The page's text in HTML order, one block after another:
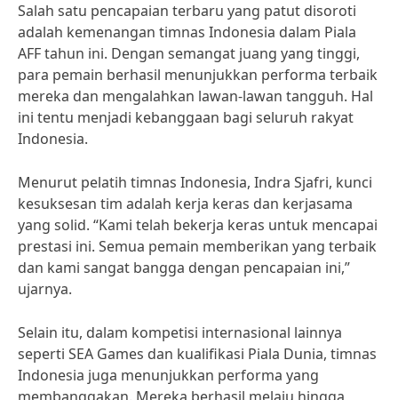
Salah satu pencapaian terbaru yang patut disoroti
adalah kemenangan timnas Indonesia dalam Piala
AFF tahun ini. Dengan semangat juang yang tinggi,
para pemain berhasil menunjukkan performa terbaik
mereka dan mengalahkan lawan-lawan tangguh. Hal
ini tentu menjadi kebanggaan bagi seluruh rakyat
Indonesia.
Menurut pelatih timnas Indonesia, Indra Sjafri, kunci
kesuksesan tim adalah kerja keras dan kerjasama
yang solid. “Kami telah bekerja keras untuk mencapai
prestasi ini. Semua pemain memberikan yang terbaik
dan kami sangat bangga dengan pencapaian ini,”
ujarnya.
Selain itu, dalam kompetisi internasional lainnya
seperti SEA Games dan kualifikasi Piala Dunia, timnas
Indonesia juga menunjukkan performa yang